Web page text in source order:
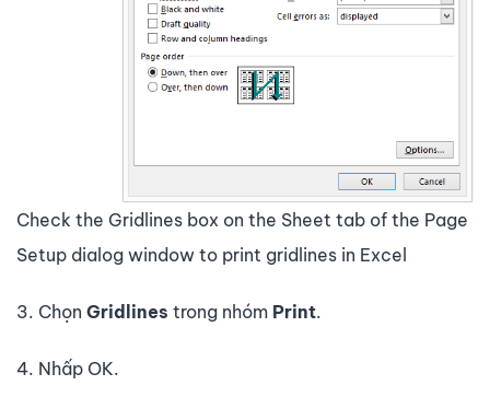
Check the Gridlines box on the Sheet tab of the Page
Setup dialog window to print gridlines in Excel
3. Chọn Gridlines trong nhóm Print.
4. Nhấp OK.